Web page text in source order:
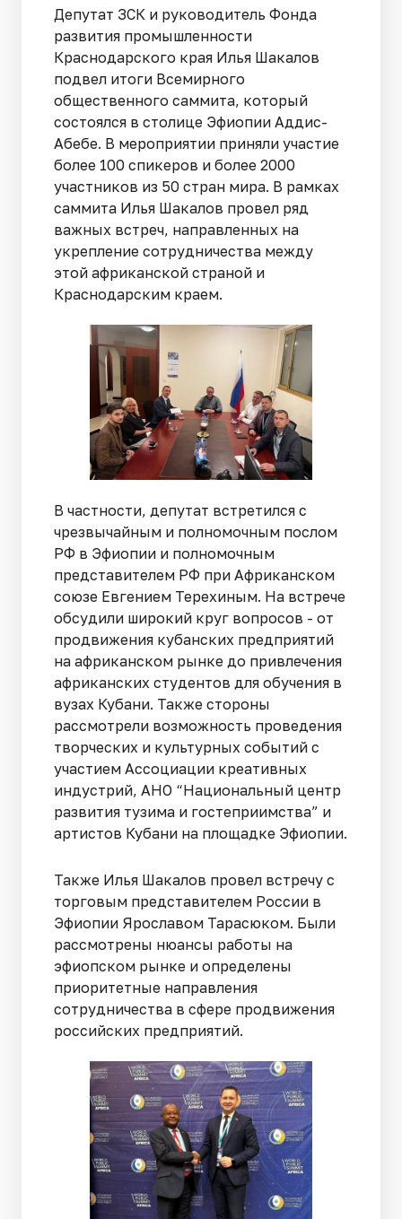
Депутат ЗСК и руководитель Фонда
развития промышленности
Краснодарского края Илья Шакалов
подвел итоги Всемирного
общественного саммита, который
состоялся в столице Эфиопии Аддис-
Абебе. В мероприятии приняли участие
более 100 спикеров и более 2000
участников из 50 стран мира. В рамках
саммита Илья Шакалов провел ряд
важных встреч, направленных на
укрепление сотрудничества между
этой африканской страной и
Краснодарским краем.
В частности, депутат встретился с
чрезвычайным и полномочным послом
РФ в Эфиопии и полномочным
представителем РФ при Африканском
союзе Евгением Терехиным. На встрече
обсудили широкий круг вопросов - от
продвижения кубанских предприятий
на африканском рынке до привлечения
африканских студентов для обучения в
вузах Кубани. Также стороны
рассмотрели возможность проведения
творческих и культурных событий с
участием Ассоциации креативных
индустрий, АНО “Национальный центр
развития тузима и гостеприимства” и
артистов Кубани на площадке Эфиопии.
Также Илья Шакалов провел встречу с
торговым представителем России в
Эфиопии Ярославом Тарасюком. Были
рассмотрены нюансы работы на
эфиопском рынке и определены
приоритетные направления
сотрудничества в сфере продвижения
российских предприятий.